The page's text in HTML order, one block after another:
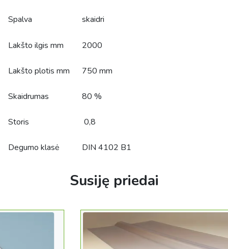
Spalva skaidri
Lakšto ilgis mm 2000
Lakšto plotis mm 750 mm
Skaidrumas 80 %
Storis 0,8
Degumo klasė DIN 4102 B1
Susiję priedai